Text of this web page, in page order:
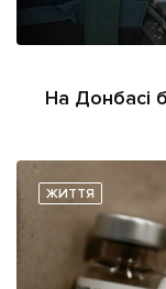
На Донбасі
ЖИТТЯ